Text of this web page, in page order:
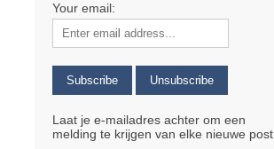
Your email:
Laat je e-mailadres achter om een
melding te krijgen van elke nieuwe post